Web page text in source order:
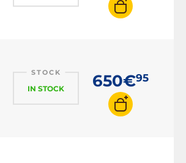
STOCK
IN STOCK 650€95